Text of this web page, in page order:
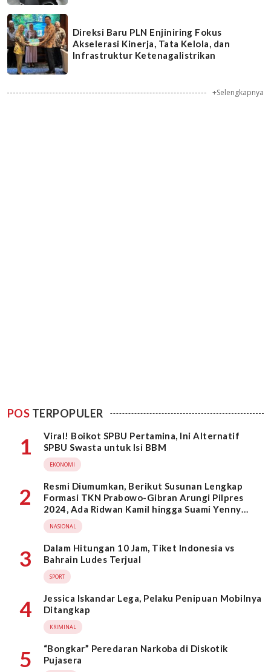
Direksi Baru PLN Enjiniring Fokus
Akselerasi Kinerja, Tata Kelola, dan
Infrastruktur Ketenagalistrikan
+Selengkapnya
POS TERPOPULER
1
Viral! Boikot SPBU Pertamina, Ini Alternatif
SPBU Swasta untuk Isi BBM
EKONOMI
2
Resmi Diumumkan, Berikut Susunan Lengkap
Formasi TKN Prabowo-Gibran Arungi Pilpres
2024, Ada Ridwan Kamil hingga Suami Yenny
Wahid
NASIONAL
3
Dalam Hitungan 10 Jam, Tiket Indonesia vs
Bahrain Ludes Terjual
SPORT
4
Jessica Iskandar Lega, Pelaku Penipuan Mobilnya
Ditangkap
KRIMINAL
5
“Bongkar” Peredaran Narkoba di Diskotik
Pujasera